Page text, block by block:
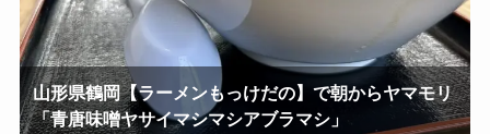
山形県鶴岡【ラーメンもっけだの】で朝からヤマモリ
「青唐味噌ヤサイマシマシアブラマシ」